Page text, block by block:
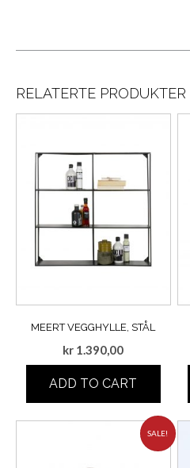
RELATERTE PRODUKTER
MEERT VEGGHYLLE, STÅL
kr 1.390,00
ADD TO CART
SALE!